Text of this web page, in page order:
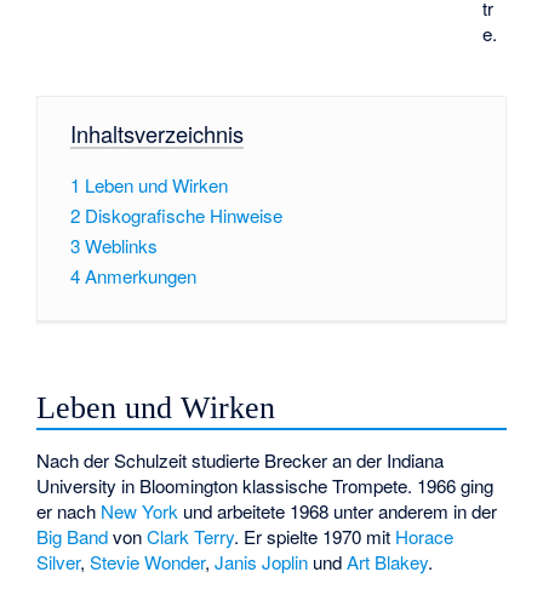
tr
e.
Inhaltsverzeichnis
1 Leben und Wirken
2 Diskografische Hinweise
3Weblinks
4Anmerkungen
Leben und Wirken
Nach der Schulzeit studierte Brecker an der Indiana
University in Bloomington klassische Trompete. 1966 ging
er nach New York und arbeitete 1968 unter anderem in der
Big BandvonClark Terry. Er spielte 1970 mit Horace
Silver,Stevie Wonder,Janis Joplin undArt Blakey.